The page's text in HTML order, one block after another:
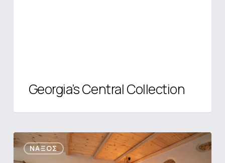
Georgia’s Central Collection
ΝΆΞΟΣ
Countryside
Retreat